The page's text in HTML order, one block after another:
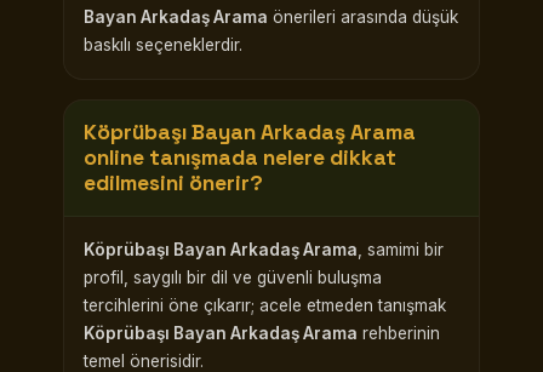
Bayan Arkadaş Arama önerileri arasında düşük
baskılı seçeneklerdir.
Köprübaşı Bayan Arkadaş Arama
online tanışmada nelere dikkat
edilmesini önerir?
Köprübaşı Bayan Arkadaş Arama , samimi bir
profil, saygılı bir dil ve güvenli buluşma
tercihlerini öne çıkarır; acele etmeden tanışmak
Köprübaşı Bayan Arkadaş Arama rehberinin
temel önerisidir.